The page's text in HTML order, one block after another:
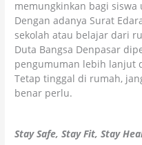
memungkinkan bagi
Dengan adanya Surat
sekolah atau belajar dari
Duta Bangsa Denpasar
pengumuman lebih lanjut
Tetap tinggal di rumah,
benar perlu.
Stay Safe, Stay Fit, Stay